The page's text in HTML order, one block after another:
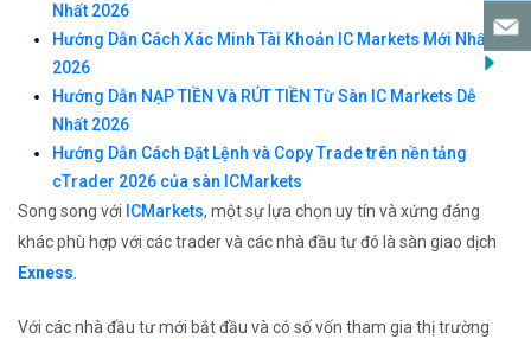
Nhất 2026
Hướng Dẫn Cách Xác Minh Tài Khoản IC Markets Mới Nhất
2026
Hướng Dẫn NẠP TIỀN Và RÚT TIỀN Từ Sàn IC Markets Dễ
Nhất 2026
Hướng Dẫn Cách Đặt Lệnh và Copy Trade trên nền tảng
cTrader 2026 của sàn ICMarkets
Song song với ICMarkets, một sự lựa chọn uy tín và xứng đáng
khác phù hợp với các trader và các nhà đầu tư đó là sàn giao dịch
Exness.
Với các nhà đầu tư mới bắt đầu và có số vốn tham gia thị trường